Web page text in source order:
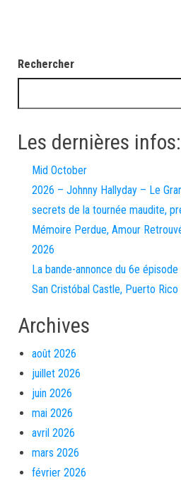
Rechercher
Les dernières infos:
Mid October
2026 – Johnny Hallyday – Le
secrets de la tournée maudite,
Mémoire Perdue, Amour
2026
La bande-annonce du 6e
San Cristóbal Castle, Puerto Rico
Archives
août 2026
juillet 2026
juin 2026
mai 2026
avril 2026
mars 2026
février 2026